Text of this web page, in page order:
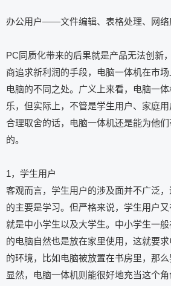
办公用户——文件编辑、表格处理、网络
PC同质化带来的后果就是产品无法创新
商追求新利润的手段，电脑一体机在市
电脑的不同之处。广义上来看，电脑一
乐，但实际上，不管是学生用户、家庭
合理取舍的话，电脑一体机还是能为他
的。
1，学生用户
客观而言，学生用户的涉及面并不广泛
的主要是学习。但严格来说，学生用户
就是中小学生以及大学生。中小学生一
的电脑自然也是放在家里使用，这就要
的环境，比如电脑被放置在书房里，那么
显然，电脑一体机则能很好地充当这个角